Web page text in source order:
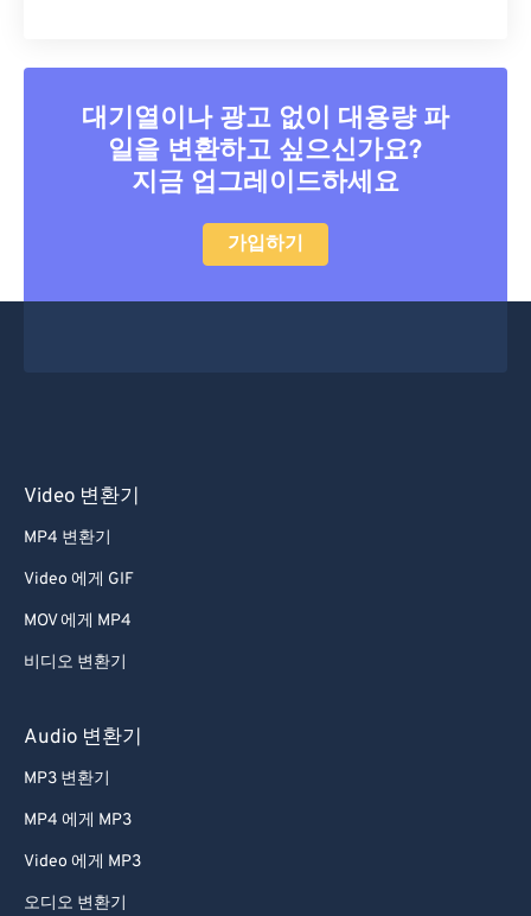
대기열이나 광고 없이 대용량 파
일을 변환하고 싶으신가요?
지금 업그레이드하세요
가입하기
Video 변환기
MP4 변환기
Video 에게 GIF
MOV 에게 MP4
비디오 변환기
Audio 변환기
MP3 변환기
MP4 에게 MP3
Video 에게 MP3
오디오 변환기